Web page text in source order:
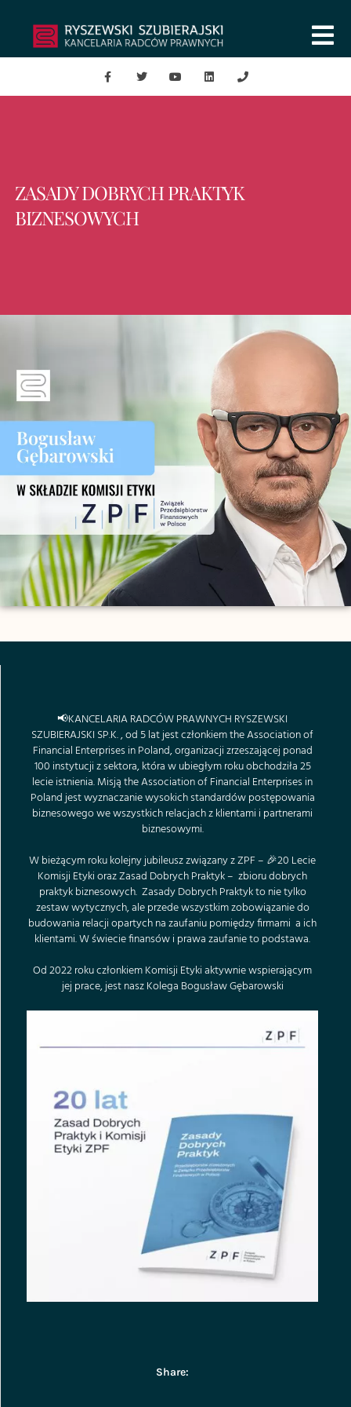
ZASADY DOBRYCH PRAKTYK
BIZNESOWYCH
📢KANCELARIA RADCÓW PRAWNYCH RYSZEWSKI
SZUBIERAJSKI SP.K., od 5 lat jest członkiemthe Association of
Financial Enterprises in Poland, organizacji zrzeszającej ponad
100 instytucji z sektora, która w ubiegłym roku obchodziła 25
lecie istnienia. Misjąthe Association of Financial Enterprises in
Polandjest wyznaczanie wysokich standardów postępowania
biznesowego we wszystkich relacjach z klientami i partnerami
biznesowymi.
W bieżącym roku kolejny jubileusz związany z ZPF – 🎉20 Lecie
Komisji Etyki oraz Zasad Dobrych Praktyk – zbioru dobrych
praktyk biznesowych. Zasady Dobrych Praktyk to nie tylko
zestaw wytycznych, ale przede wszystkim zobowiązanie do
budowania relacji opartych na zaufaniu pomiędzy firmami a ich
klientami. W świecie finansów i prawa zaufanie to podstawa.
Od 2022 roku członkiem Komisji Etyki aktywnie wspierającym
jej prace, jest nasz Kolega Bogusław Gębarowski
Share: